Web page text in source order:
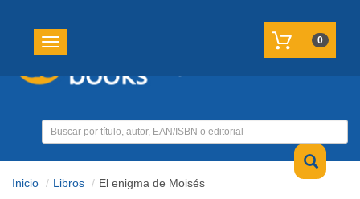
Toggle navigation 0
Inicio Libros El enigma de Moisés